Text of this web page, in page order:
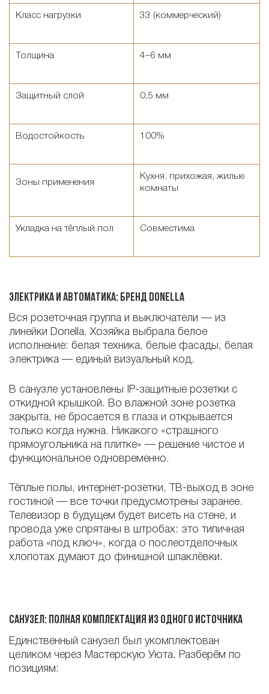
Класс нагрузки 33 (коммерческий)
Толщина 4–6 мм
Защитный слой 0,5 мм
Водостойкость 100%
Зоны применения
Кухня, прихожая, жилые
комнаты
Укладка на тёплый пол Совместима
Электрика и автоматика: бренд Donella
Вся розеточная группа и выключатели — из
линейки Donella. Хозяйка выбрала белое
исполнение: белая техника, белые фасады, белая
электрика — единый визуальный код.
В санузле установлены IP-защитные розетки с
откидной крышкой. Во влажной зоне розетка
закрыта, не бросается в глаза и открывается
только когда нужна. Никакого «страшного
прямоугольника на плитке» — решение чистое и
функциональное одновременно.
Тёплые полы, интернет-розетки, ТВ-выход в зоне
гостиной — все точки предусмотрены заранее.
Телевизор в будущем будет висеть на стене, и
провода уже спрятаны в штробах: это типичная
работа «под ключ», когда о послеотделочных
хлопотах думают до финишной шпаклёвки.
Санузел: полная комплектация из одного источника
Единственный санузел был укомплектован
целиком через Мастерскую Уюта. Разберём по
позициям: